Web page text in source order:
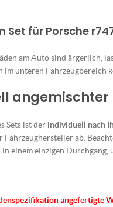
Set für Porsche
am Auto sind ärgerlich,
im unteren Fahrzeugbereich
angemischter
Sets ist der individuell nach
Fahrzeughersteller ab.
in einem einzigen Durchgang,
angefertigte